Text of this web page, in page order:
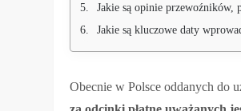
Jakie są opinie przewoźników,
Jakie są kluczowe daty
Obecnie w Polsce oddanych do